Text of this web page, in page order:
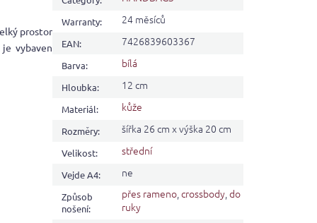
prostor
vybaven
Warranty: 24 měsíců
EAN: 7426839603367
Barva: bílá
Hloubka: 12 cm
Materiál: kůže
Rozměry: šířka 26 cm x výška 20 cm
Velikost: střední
Vejde A4: ne
Způsob
nošení:
přes rameno ,crossbody ,do
ruky